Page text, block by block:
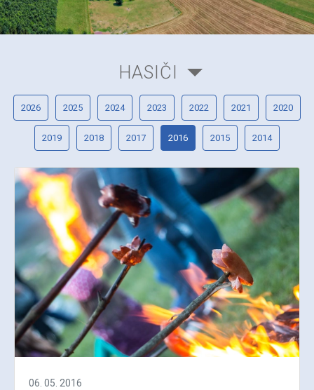
HASIČI
2026 2025 2024 2023 2022 2021 2020
2019 2018 2017 2016 2015 2014
06. 05. 2016